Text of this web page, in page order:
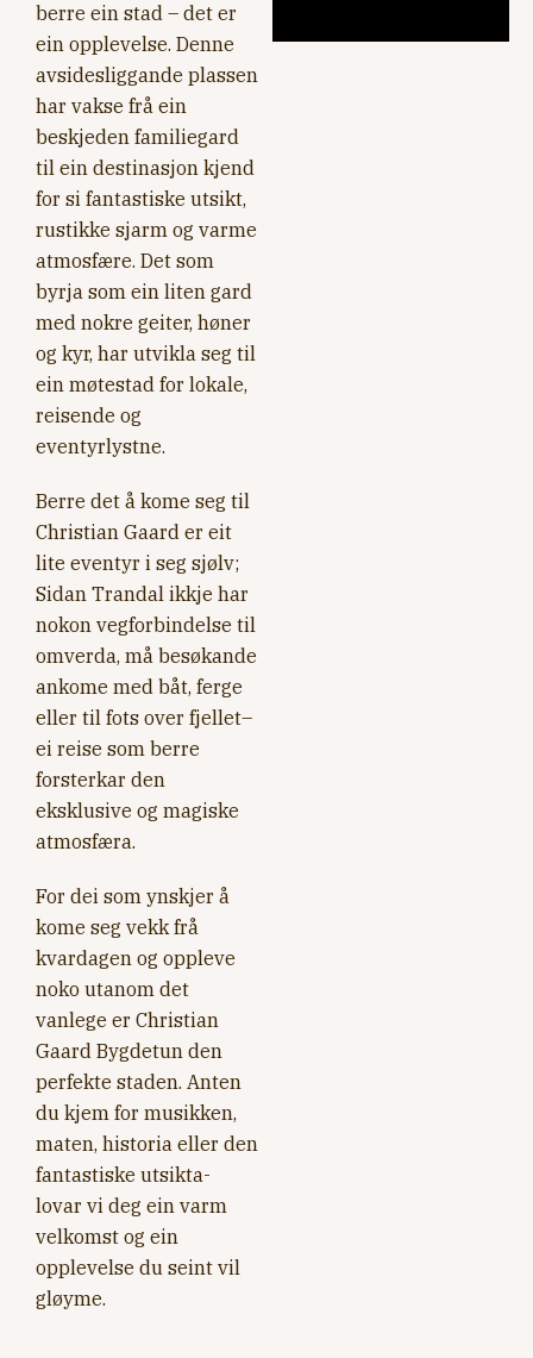
berre ein stad – det er
ein opplevelse. Denne
avsidesliggande plassen
har vakse frå ein
beskjeden familiegard
til ein destinasjon kjend
for si fantastiske utsikt,
rustikke sjarm og varme
atmosfære. Det som
byrja som ein liten gard
med nokre geiter, høner
og kyr, har utvikla seg til
ein møtestad for lokale,
reisende og
eventyrlystne.
Berre det å kome seg til
Christian Gaard er eit
lite eventyr i seg sjølv;
Sidan Trandal ikkje har
nokon vegforbindelse til
omverda, må besøkande
ankome med båt, ferge
eller til fots over fjellet–
ei reise som berre
forsterkar den
eksklusive og magiske
atmosfæra.
For dei som ynskjer å
kome seg vekk frå
kvardagen og oppleve
noko utanom det
vanlege er Christian
Gaard Bygdetun den
perfekte staden. Anten
du kjem for musikken,
maten, historia eller den
fantastiske utsikta-
lovar vi deg ein varm
velkomst og ein
opplevelse du seint vil
gløyme.